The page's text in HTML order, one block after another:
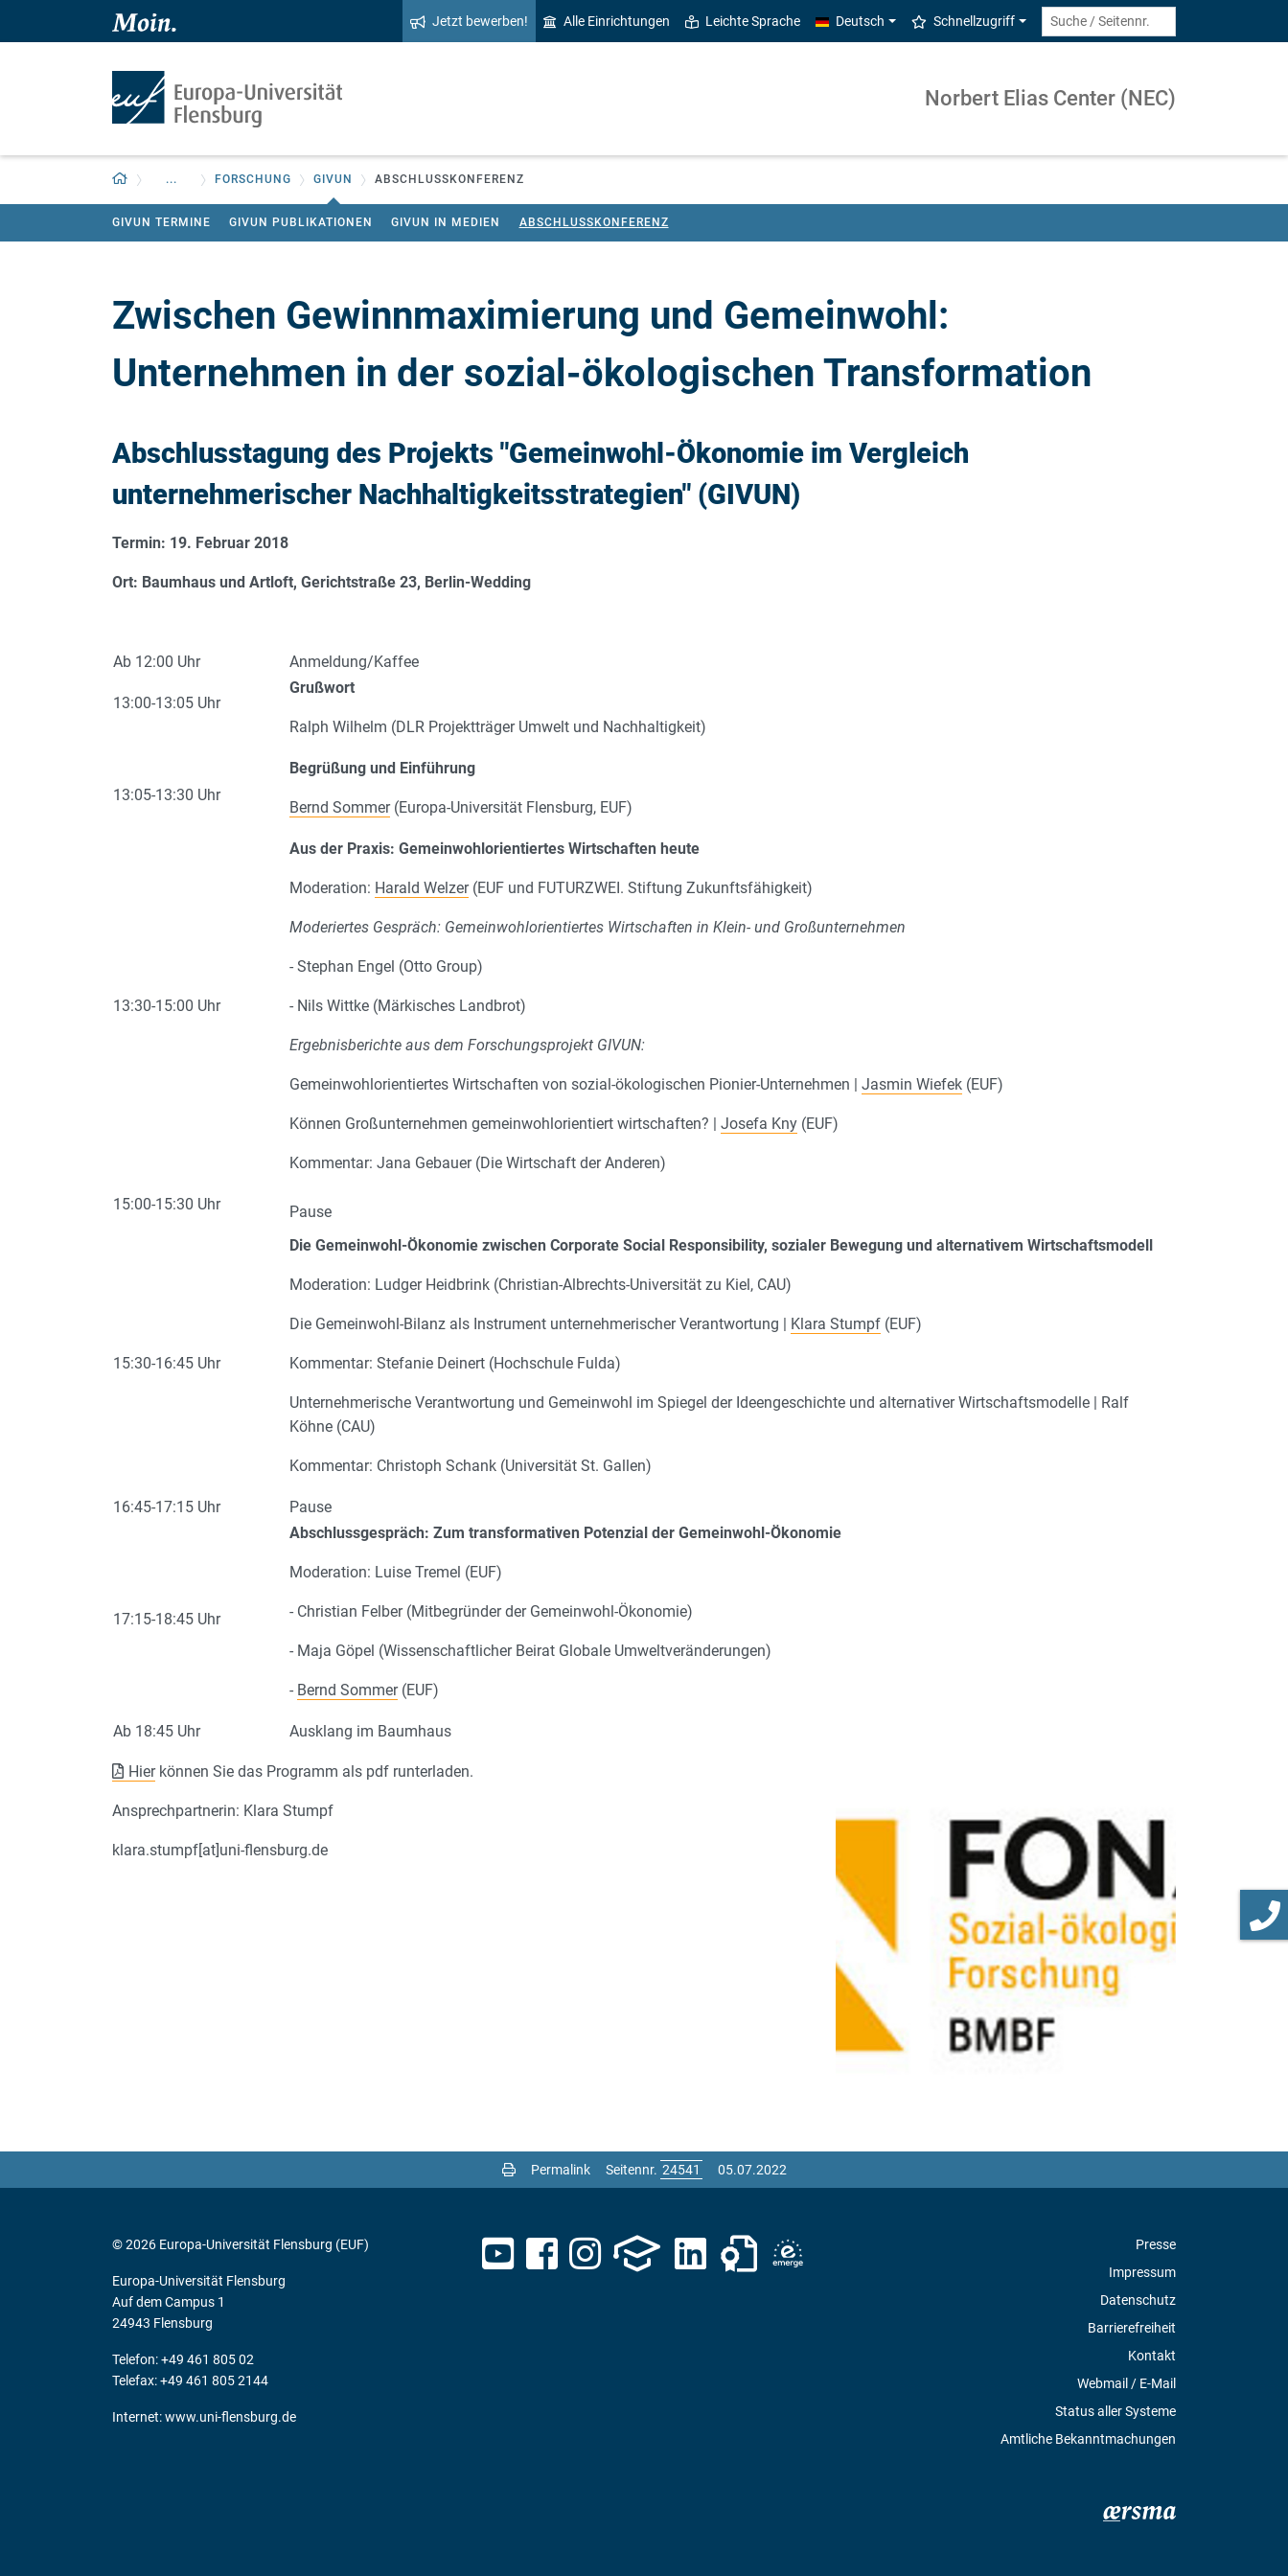
Zum Hauptinhalt springen
Zur Navigation springen
Jetzt bewerben! Alle Einrichtungen Leichte Sprache Deutsch Schnellzugriff
Norbert Elias Center (NEC)
Zurück zur Startseite
... FORSCHUNG GIVUN ABSCHLUSSKONFERENZ
GIVUN TERMINE GIVUN PUBLIKATIONEN GIVUN IN MEDIEN ABSCHLUSSKONFERENZ
Zwischen Gewinnmaximierung und Gemeinwohl:
Unternehmen in der sozial-ökologischen Transformation
Abschlusstagung des Projekts "Gemeinwohl-Ökonomie im Vergleich
unternehmerischer Nachhaltigkeitsstrategien" (GIVUN)
Termin: 19. Februar 2018
Ort: Baumhaus und Artloft, Gerichtstraße 23, Berlin-Wedding
Ab 12:00 Uhr Anmeldung/Kaffee
13:00-13:05 Uhr
Grußwort
Ralph Wilhelm (DLR Projektträger Umwelt und Nachhaltigkeit)
13:05-13:30 Uhr
Begrüßung und Einführung
Bernd Sommer(Europa-Universität Flensburg, EUF)
13:30-15:00 Uhr
Aus der Praxis: Gemeinwohlorientiertes Wirtschaften heute
Moderation: Harald Welzer(EUF und FUTURZWEI. Stiftung Zukunftsfähigkeit)
Moderiertes Gespräch: Gemeinwohlorientiertes Wirtschaften in Klein- und Großunternehmen
- Stephan Engel (Otto Group)
- Nils Wittke (Märkisches Landbrot)
Ergebnisberichte aus dem Forschungsprojekt GIVUN:
Gemeinwohlorientiertes Wirtschaften von sozial-ökologischen Pionier-Unternehmen | Jasmin Wiefek (EUF)
Können Großunternehmen gemeinwohlorientiert wirtschaften? | Josefa Kny (EUF)
Kommentar: Jana Gebauer (Die Wirtschaft der Anderen)
15:00-15:30 Uhr Pause
15:30-16:45 Uhr
Die Gemeinwohl-Ökonomie zwischen Corporate Social Responsibility, sozialer Bewegung und alternativem Wirtschaftsmodell
Moderation: Ludger Heidbrink (Christian-Albrechts-Universität zu Kiel, CAU)
Die Gemeinwohl-Bilanz als Instrument unternehmerischer Verantwortung | Klara Stumpf (EUF)
Kommentar: Stefanie Deinert (Hochschule Fulda)
Unternehmerische Verantwortung und Gemeinwohl im Spiegel der Ideengeschichte und alternativer Wirtschaftsmodelle | Ralf
Köhne (CAU)
Kommentar: Christoph Schank (Universität St. Gallen)
16:45-17:15 Uhr Pause
17:15-18:45 Uhr
Abschlussgespräch: Zum transformativen Potenzial der Gemeinwohl-Ökonomie
Moderation: Luise Tremel (EUF)
- Christian Felber (Mitbegründer der Gemeinwohl-Ökonomie)
- Maja Göpel (Wissenschaftlicher Beirat Globale Umweltveränderungen)
- Bernd Sommer(EUF)
Ab 18:45 Uhr Ausklang im Baumhaus
Hierkönnen Sie das Programm als pdf runterladen.
Ansprechpartnerin: Klara Stumpf
klara.stumpf[at]uni-flensburg.de
Permalink Seitennr. 05.07.2022
Presse
Impressum
Datenschutz
Barrierefreiheit
Kontakt
Webmail / E-Mail
Status aller Systeme
Amtliche Bekanntmachungen
© 2026 Europa-Universität Flensburg (EUF)
Europa-Universität Flensburg
Auf dem Campus 1
24943 Flensburg
Telefon: +49 461 805 02
Telefax: +49 461 805 2144
Internet:www.uni-flensburg.de